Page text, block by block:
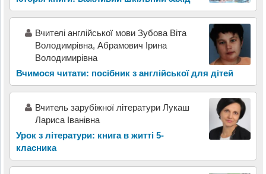
Вчителі англійської мови Зубова Віта
Володимрівна, Абрамович Ірина
Володимирівна
Вчимося читати: посібник з англійської для дітей
Вчитель зарубіжної літератури Лукаш
Лариса Іванівна
Урок з літератури: книга в житті 5-
класника